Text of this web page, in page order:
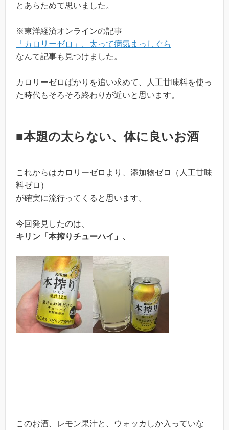
とあらためて思いました。
※東洋経済オンラインの記事
「カロリーゼロ」、太って病気まっしぐら
なんて記事も見つけました。
カロリーゼロばかりを追い求めて、人工甘味料を使っ
た時代もそろそろ終わりが近いと思います。
■本題の太らない、体に良いお酒
これからはカロリーゼロより、添加物ゼロ（人工甘味
料ゼロ）
が確実に流行ってくると思います。
今回発見したのは、
キリン「本搾りチューハイ」、
このお酒、レモン果汁と、ウォッカしか入っていな